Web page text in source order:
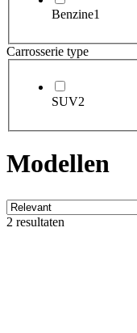
Benzine1
Carrosserie type
SUV2
Modellen
2 resultaten